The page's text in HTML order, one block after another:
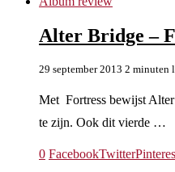
Alter Bridge –
29 september 2013 2 minuten
Met Fortress bewijst
te zijn. Ook dit vierde …
0 FacebookTwitter